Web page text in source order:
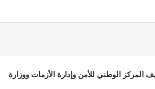
الوطني للأمن وإدارة الأزمات ووزارة